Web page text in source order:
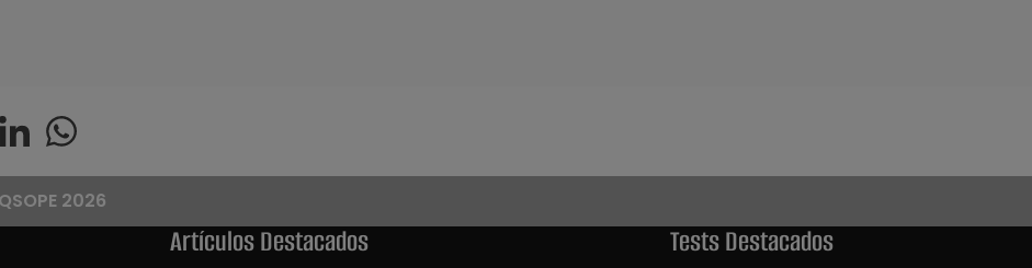
OPE 2026
Artículos Destacados Tests Destacados